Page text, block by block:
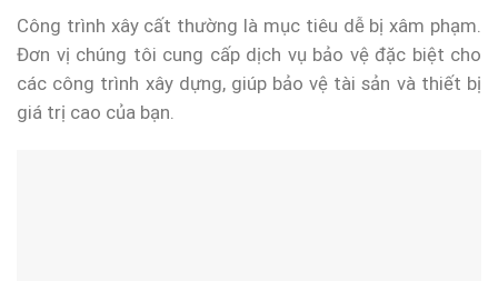
Công trình xây cất thường là mục tiêu dễ bị xâm phạm.
Đơn vị chúng tôi cung cấp dịch vụ bảo vệ đặc biệt cho
các công trình xây dựng, giúp bảo vệ tài sản và thiết bị
giá trị cao của bạn.